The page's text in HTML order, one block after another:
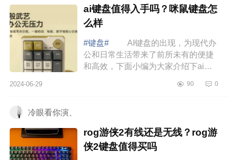
ai键盘值得入手吗？咪鼠键盘怎
么样
#键盘#
AI键盘的出现，为现代办
公和日常生活带来了前所未有的便捷
和高效，下面小编为大家介绍下ai键
ai键盘值得入手吗 咪鼠小17AI键
2024-06-29 90 0
冷眼看你演、
rog游侠2有线还是无线？rog游
侠2键盘值得买吗